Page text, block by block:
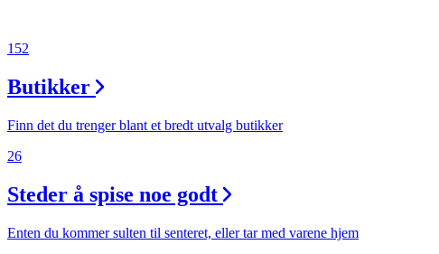
Søk
Åpningstider
Praktisk informasjon
152
Butikker
Finn det du trenger blant et bredt utvalg butikker
26
Steder å spise noe godt
Enten du kommer sulten til senteret, eller tar med varene hjem